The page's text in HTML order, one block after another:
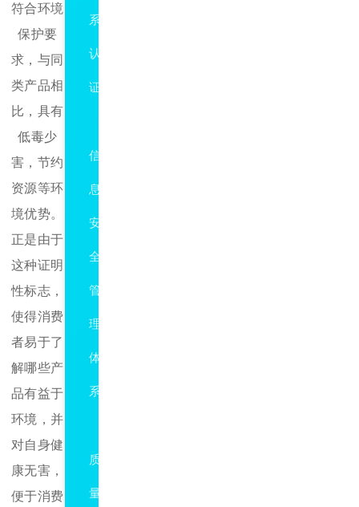
符合环境
保护要
求，与同
类产品相
比，具有
低毒少
害，节约
资源等环
境优势。
正是由于
这种证明
性标志，
使得消费
者易于了
解哪些产
品有益于
环境，并
对自身健
康无害，
便于消费
系
认
证
信
息
安
全
管
理
体
系
质
量